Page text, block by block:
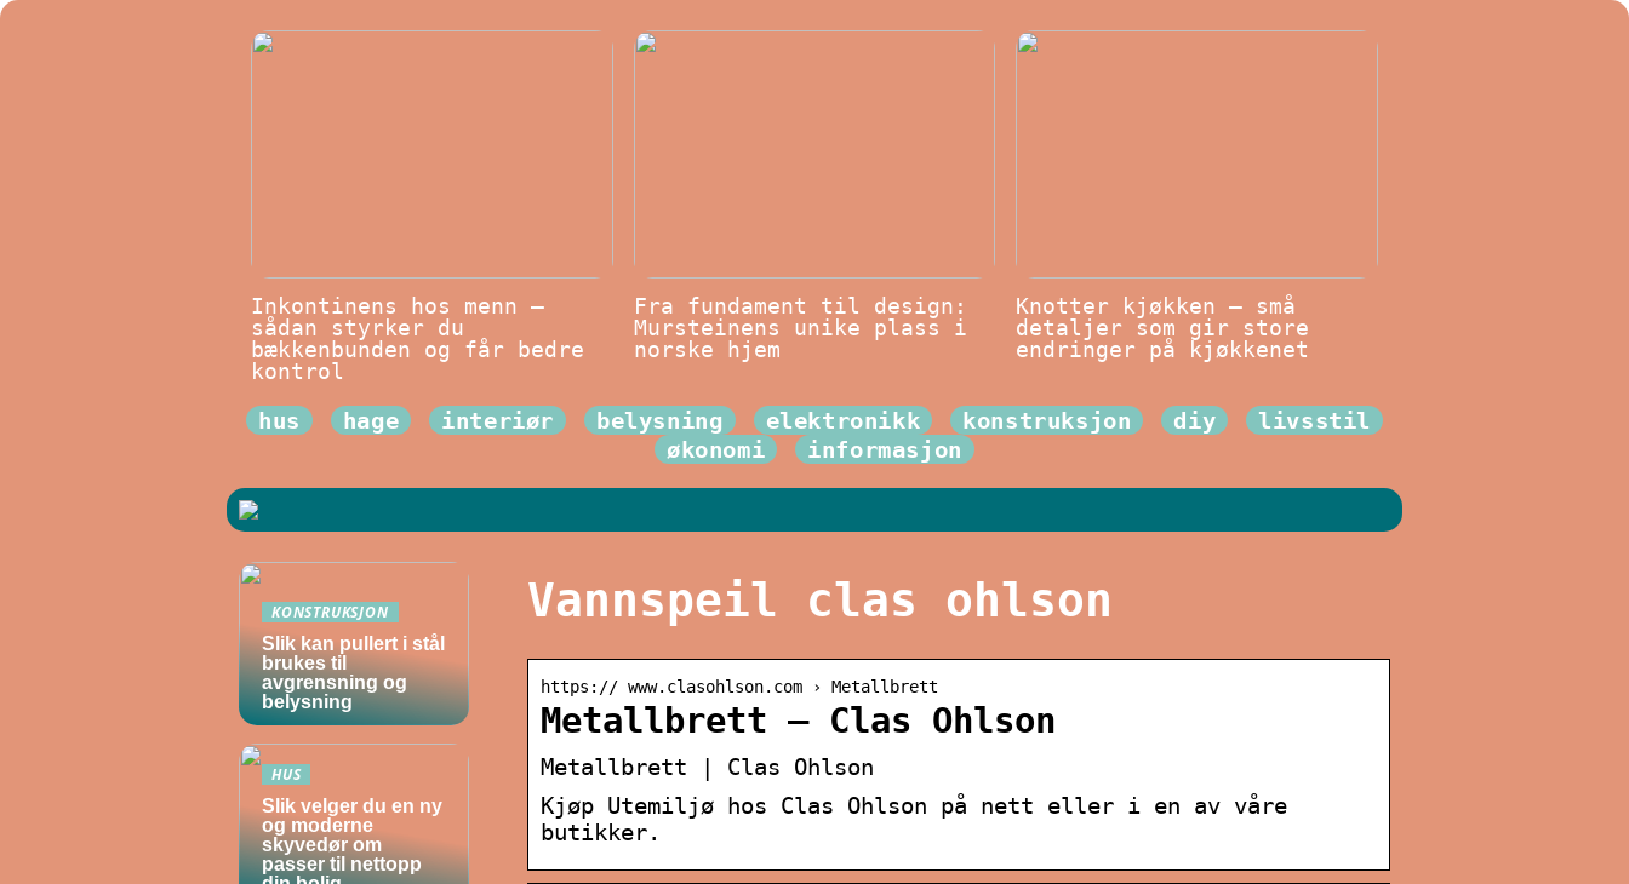
Inkontinens hos menn –
sådan styrker du
bækkenbunden og får bedre
kontrol
Fra fundament til design:
Mursteinens unike plass i
norske hjem
Knotter kjøkken – små
detaljer som gir store
endringer på kjøkkenet
hus hage interiør belysning elektronikk konstruksjon diy
livsstil
økonomi
informasjon
Vannspeil clas ohlson
https:// www.clasohlson.com › Metallbrett
Metallbrett – Clas Ohlson
Metallbrett | Clas Ohlson
Kjøp Utemiljø hos Clas Ohlson på nett eller i en av våre
butikker.
KONSTRUKSJON
Slik kan pullert i stål
brukes til
avgrensning og
belysning
HUS
Slik velger du en ny
og moderne
skyvedør om
passer til nettopp